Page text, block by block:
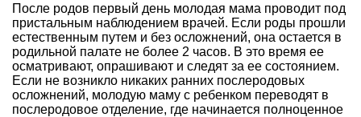
После родов первый день молодая мама проводит под
пристальным наблюдением врачей. Если роды прошли
естественным путем и без осложнений, она остается в
родильной палате не более 2 часов. В это время ее
осматривают, опрашивают и следят за ее состоянием.
Если не возникло никаких ранних послеродовых
осложнений, молодую маму с ребенком переводят в
послеродовое отделение, где начинается полноценное